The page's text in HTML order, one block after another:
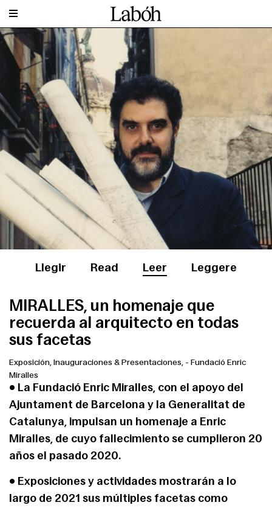
Llegir Read Leer Leggere
MIRALLES, un homenaje que
recuerda al arquitecto en todas
sus facetas
Exposición, Inauguraciones & Presentaciones, - Fundació Enric
Miralles
• La Fundació Enric Miralles, con el apoyo del
Ajuntament de Barcelona y la Generalitat de
Catalunya, impulsan un homenaje a Enric
Miralles, de cuyo fallecimiento se cumplieron 20
años el pasado 2020.
• Exposiciones y actividades mostrarán a lo
largo de 2021 sus múltiples facetas como